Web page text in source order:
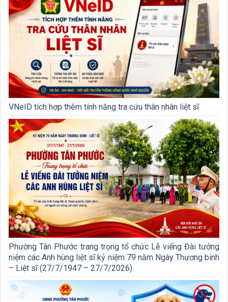
VNeID tích hợp thêm tính năng tra cứu thân nhân liệt sĩ
Phường Tân Phước trang trọng tổ chức Lễ viếng Đài tưởng
niệm các Anh hùng liệt sĩ kỷ niệm 79 năm Ngày Thương binh
– Liệt sĩ (27/7/1947 – 27/7/2026)